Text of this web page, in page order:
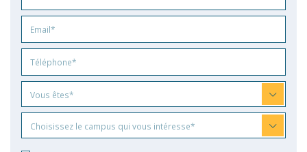
êtes
Vous êtes*
Choisissez le campus qui vous intéresse*